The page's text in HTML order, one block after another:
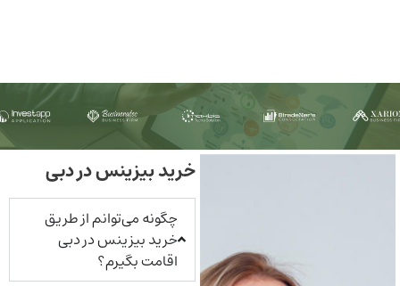
خرید بیزینس در دبی
چگونه می‌توانم از طریق
خرید بیزینس در دبی
اقامت بگیرم؟